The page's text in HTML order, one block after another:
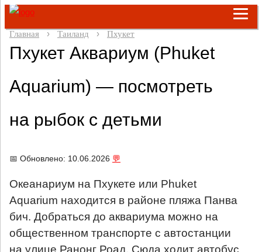
Главная Таиланд Пхукет
Пхукет Аквариум (Phuket
Aquarium) — посмотреть
на рыбок с детьми
📅 Обновлено: 10.06.2026 💬
Океанариум на Пхукете или Phuket
Aquarium находится в районе пляжа Панва
бич. Добраться до аквариума можно на
общественном транспорте с автостанции
на улице Ранонг Роад. Сюда ходит автобус